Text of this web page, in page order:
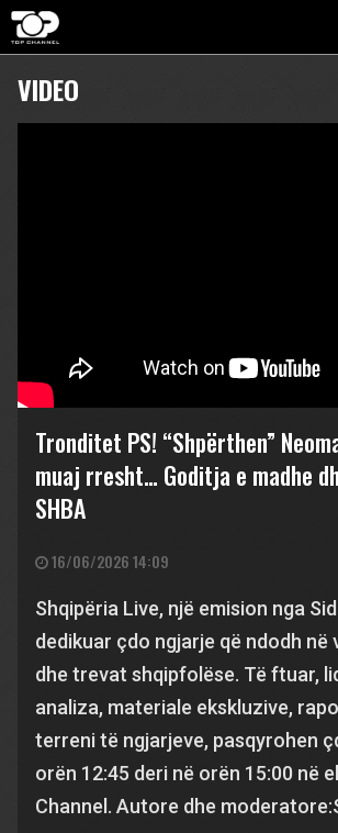
VIDEO
Tronditet PS! “Shpërthen”
muaj rresht… Goditja e madhe
SHBA
16/06/2026 14:09
Shqipëria Live, një emision nga
dedikuar çdo ngjarje që ndodh në
dhe trevat shqipfolëse. Të ftuar,
analiza, materiale ekskluzive,
terreni të ngjarjeve, pasqyrohen
orën 12:45 deri në orën 15:00 në
Channel. Autore dhe